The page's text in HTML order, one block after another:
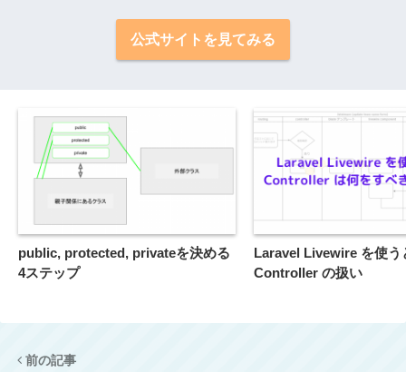
公式サイトを見てみる
public, protected, privateを決める
4ステップ
Laravel Livewire を使う
Controller の扱い
前の記事